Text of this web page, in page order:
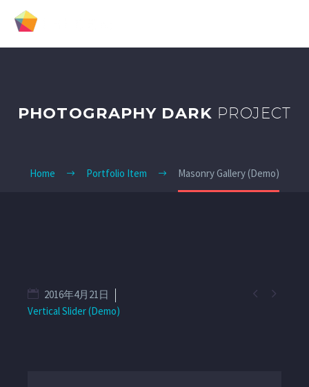
PHOTOGRAPHY DARK PROJECT
Home Portfolio Item Masonry Gallery (Demo)
 
2016年4月21日
Vertical Slider (Demo)